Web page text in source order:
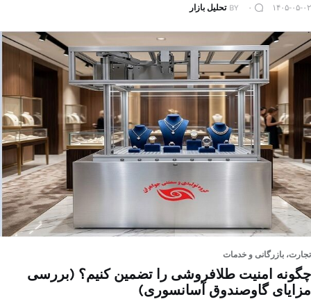
۱۴۰۵-۰۵-۰۲ ۰ BY تحلیل بازار
تجارت، بازرگانی و خدمات
چگونه امنیت طلافروشی را تضمین کنیم؟ (بررسی
مزایای گاوصندوق آسانسوری)